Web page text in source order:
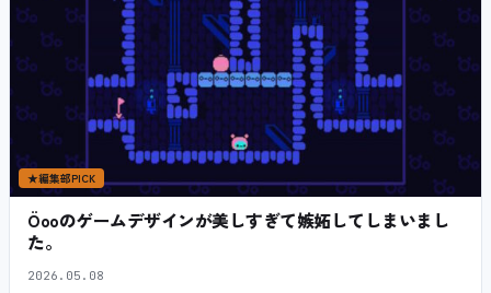
★編集部PICK
Öooのゲームデザインが美しすぎて嫉妬してしまいまし
た。
2026.05.08